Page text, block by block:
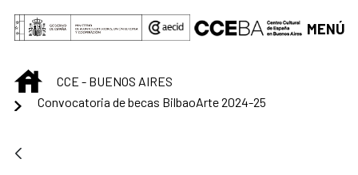
Saltar al contenido principal
MENÚ
INICIOCCE - BUENOS AIRES
Convocatoria de becas BilbaoArte 2024-25